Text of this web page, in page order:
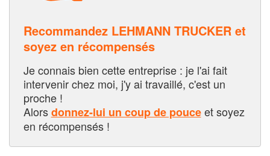
Recommandez LEHMANN TRUCKER et
soyez en récompensés
Je connais bien cette entreprise : je l'ai fait
intervenir chez moi, j'y ai travaillé, c'est un
proche !
Alorsdonnez-lui un coup de pouceet soyez
en récompensés !